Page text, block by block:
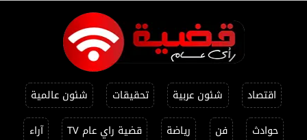
اقتصاد شئون عربية تحقيقات
شئون عالمية
حوادث
فن رياضة قضية راي عام TV آراء